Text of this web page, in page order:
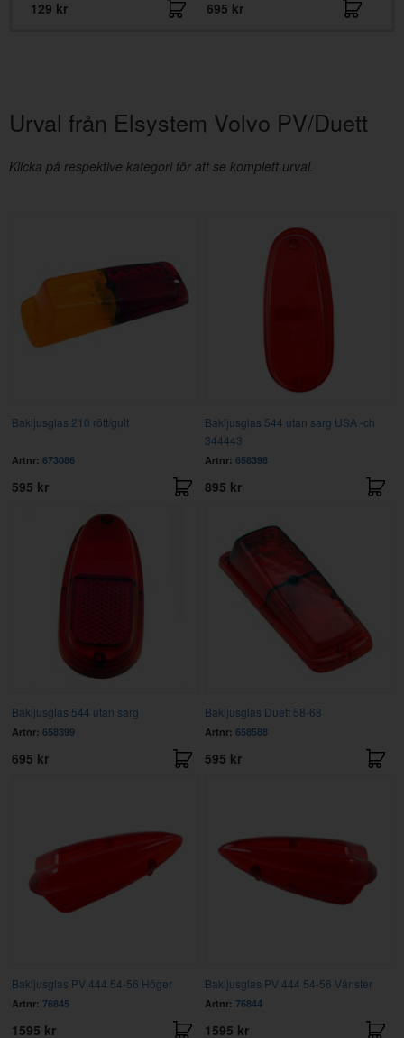
129 kr 695 kr
Urval från Elsystem Volvo PV/Duett
Klicka på respektive kategori för att se komplett urval.
Bakljusglas 210 rött/gult
Artnr: 673086
595 kr
Bakljusglas 544 utan sarg USA -ch
344443
Artnr: 658398
895 kr
Bakljusglas 544 utan sarg
Artnr: 658399
695 kr
Bakljusglas Duett 58-68
Artnr: 658588
595 kr
Bakljusglas PV 444 54-56 Höger
Artnr: 76845
1595 kr
Bakljusglas PV 444 54-56 Vänster
Artnr: 76844
1595 kr